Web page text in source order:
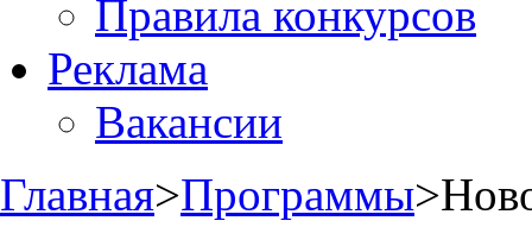
Правила конкурсов
Реклама
Вакансии
Главная>Программы>